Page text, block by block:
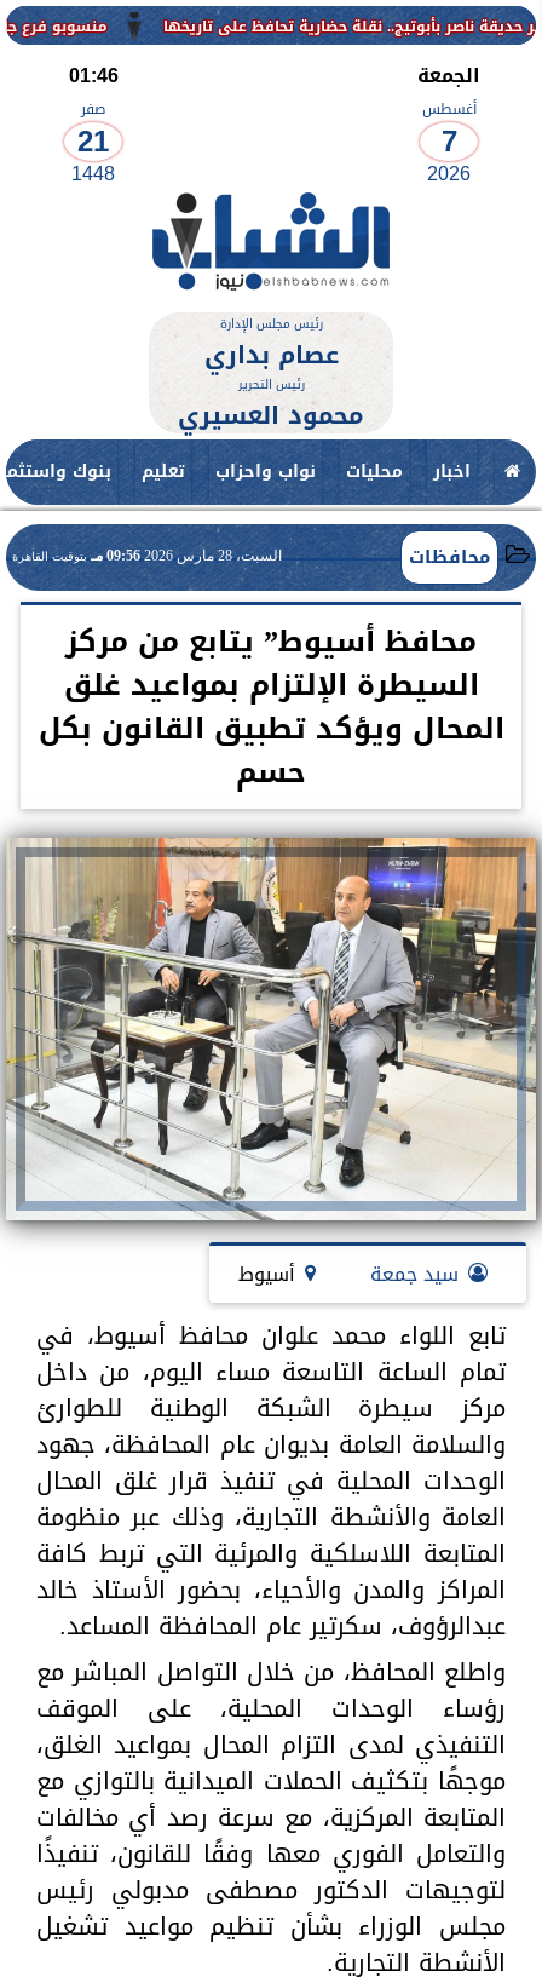
منسوبو فرع جامعة الأزهر
الجمعة
أغسطس
7
2026
01:46
صفر
21
1448
رئيس مجلس الإدارة
عصام بداري
رئيس التحرير
محمود العسيري
اخبار محليات نواب واحزاب تعليم بنوك
محافظات السبت، 28 مارس 2026 09:56 مـ بتوقيت القاهرة
محافظ أسيوط” يتابع من مركز
السيطرة الإلتزام بمواعيد غلق
المحال ويؤكد تطبيق القانون بكل
حسم
سيد جمعة أسيوط
تابع اللواء محمد علوان محافظ أسيوط، في
تمام الساعة التاسعة مساء اليوم، من داخل
مركز سيطرة الشبكة الوطنية للطوارئ
والسلامة العامة بديوان عام المحافظة، جهود
الوحدات المحلية في تنفيذ قرار غلق المحال
العامة والأنشطة التجارية، وذلك عبر منظومة
المتابعة اللاسلكية والمرئية التي تربط كافة
المراكز والمدن والأحياء، بحضور الأستاذ خالد
عبدالرؤوف، سكرتير عام المحافظة المساعد.
واطلع المحافظ، من خلال التواصل المباشر مع
رؤساء الوحدات المحلية، على الموقف
التنفيذي لمدى التزام المحال بمواعيد الغلق،
موجهًا بتكثيف الحملات الميدانية بالتوازي مع
المتابعة المركزية، مع سرعة رصد أي مخالفات
والتعامل الفوري معها وفقًا للقانون، تنفيذًا
لتوجيهات الدكتور مصطفى مدبولي رئيس
مجلس الوزراء بشأن تنظيم مواعيد تشغيل
الأنشطة التجارية.